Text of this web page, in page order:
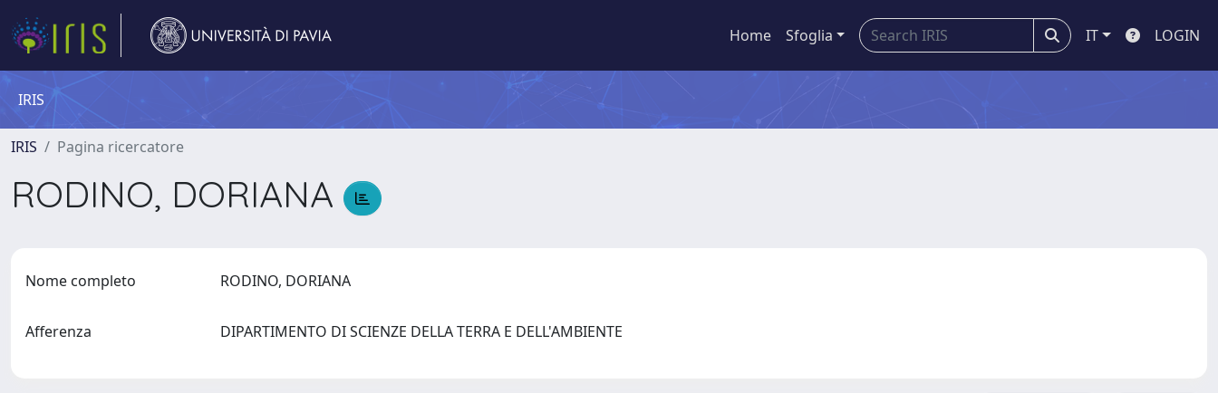
Home Sfoglia IT LOGIN
IRIS
IRIS Pagina ricercatore
RODINO, DORIANA
Nome completo RODINO, DORIANA
Afferenza DIPARTIMENTO DI SCIENZE DELLA TERRA E DELL'AMBIENTE